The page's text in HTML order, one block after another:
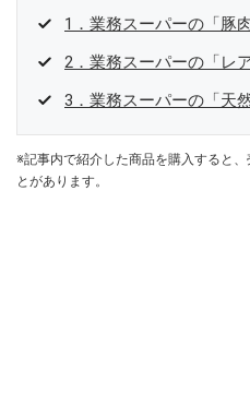
1．業務スーパーの「豚肉
2．業務スーパーの「レ
3．業務スーパーの「天
※記事内で紹介した商品を購入すると
とがあります。